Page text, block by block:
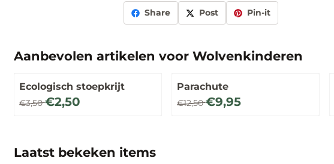
Share Post Pin-it
Aanbevolen artikelen voorWolvenkinderen
Ecologisch stoepkrijt
Van 3,50 voor 2,50
€3,50€2,50
Parachute
Van 12,50 voor 9,95
€12,50€9,95
Laatst bekeken items